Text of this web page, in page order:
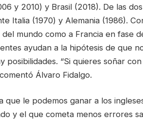
y 2010) y Brasil (2018). De las
Italia (1970) y Alemania (1986).
mundo como a Francia en fase
ayudan a la hipótesis de que
posibilidades. “Si quieres soñar
Álvaro Fidalgo.
que le podemos ganar a los
y el que cometa menos errores